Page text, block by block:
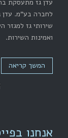
לחברה בע"מ. עדן
שירותי גז למגזר
ואמינות השירות.
המשך קריאה
אנחנו